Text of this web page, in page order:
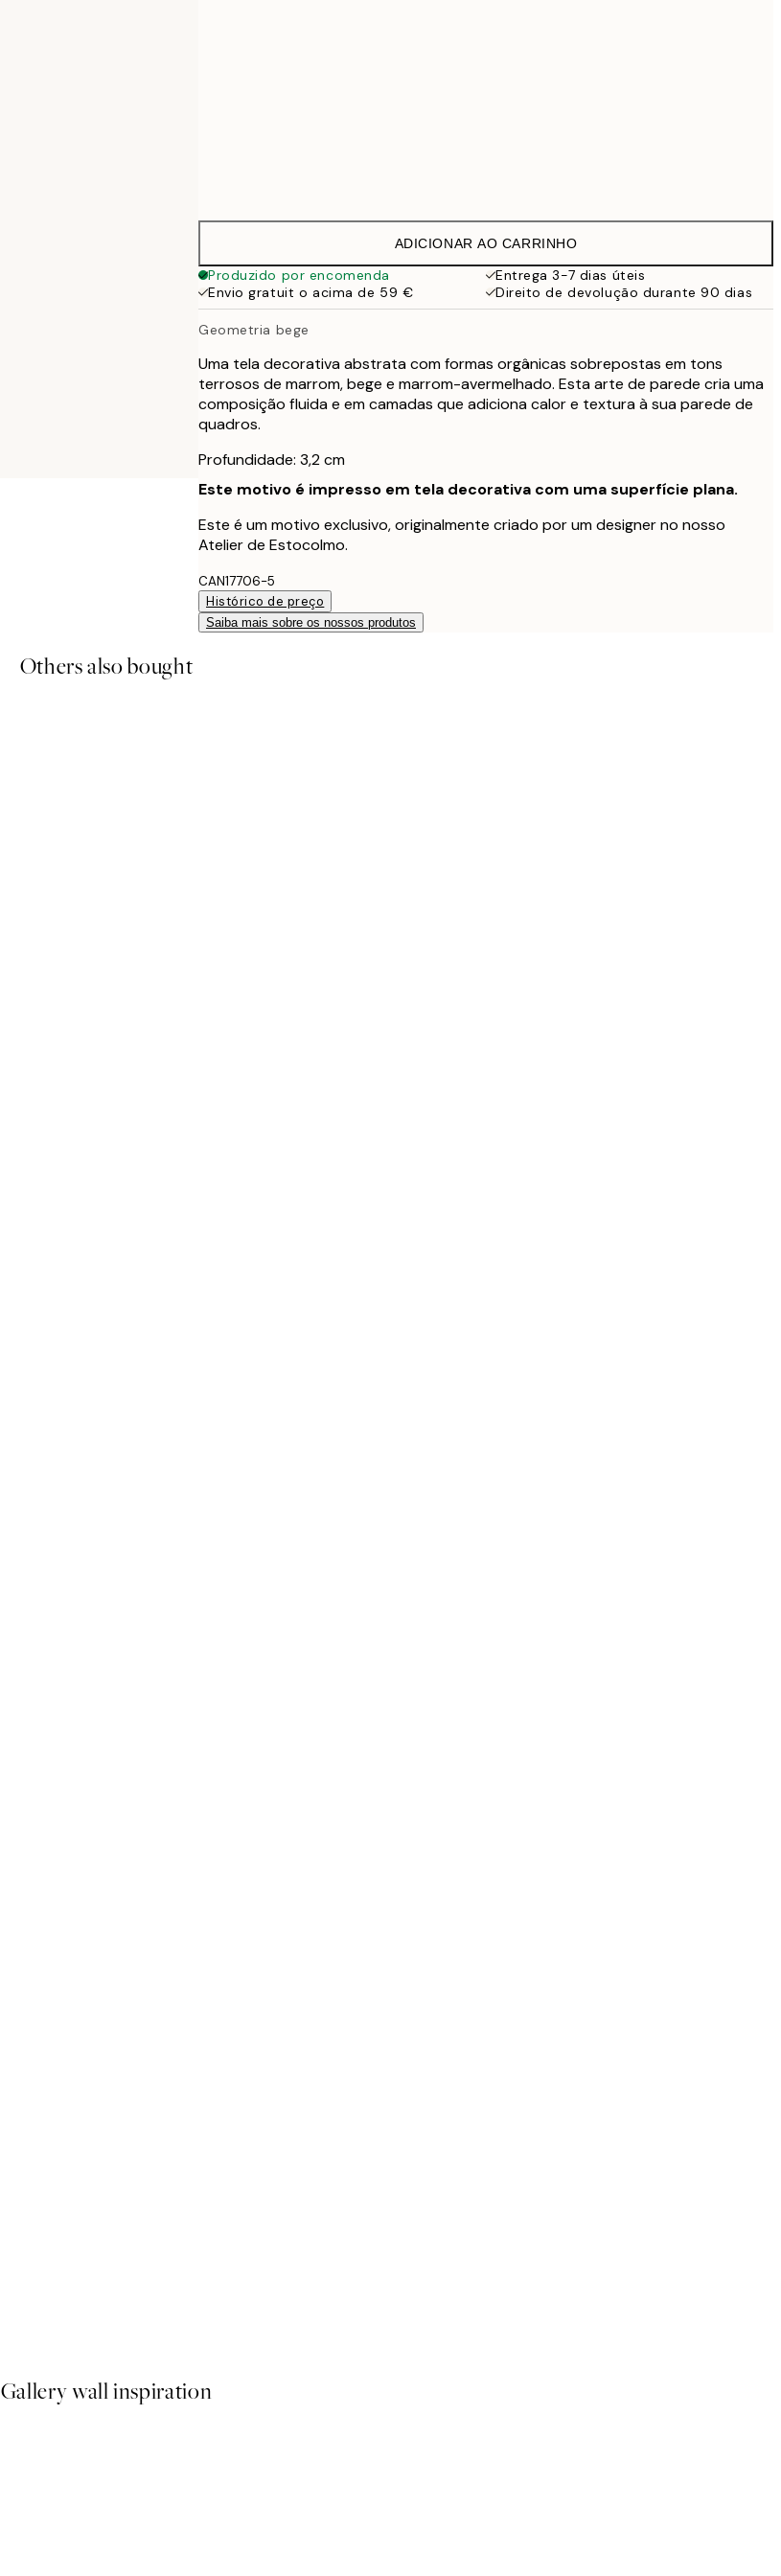
ADICIONAR AO CARRINHO
Produzido por encomenda
Entrega 3-7 dias úteis
Envio gratuit o acima de 59 €
Direito de devolução durante 90 dias
Geometria bege
Uma tela decorativa abstrata com formas orgânicas sobrepostas em tons
terrosos de marrom, bege e marrom-avermelhado. Esta arte de parede cria uma
composição fluida e em camadas que adiciona calor e textura à sua parede de
quadros.
Profundidade: 3,2 cm
Este motivo é impresso em tela decorativa com uma superfície plana.
Este é um motivo exclusivo, originalmente criado por um designer no nosso
Atelier de Estocolmo.
CAN17706-5
Histórico de preço
Saiba mais sobre os nossos produtos
Others also bought
Gallery wall inspiration